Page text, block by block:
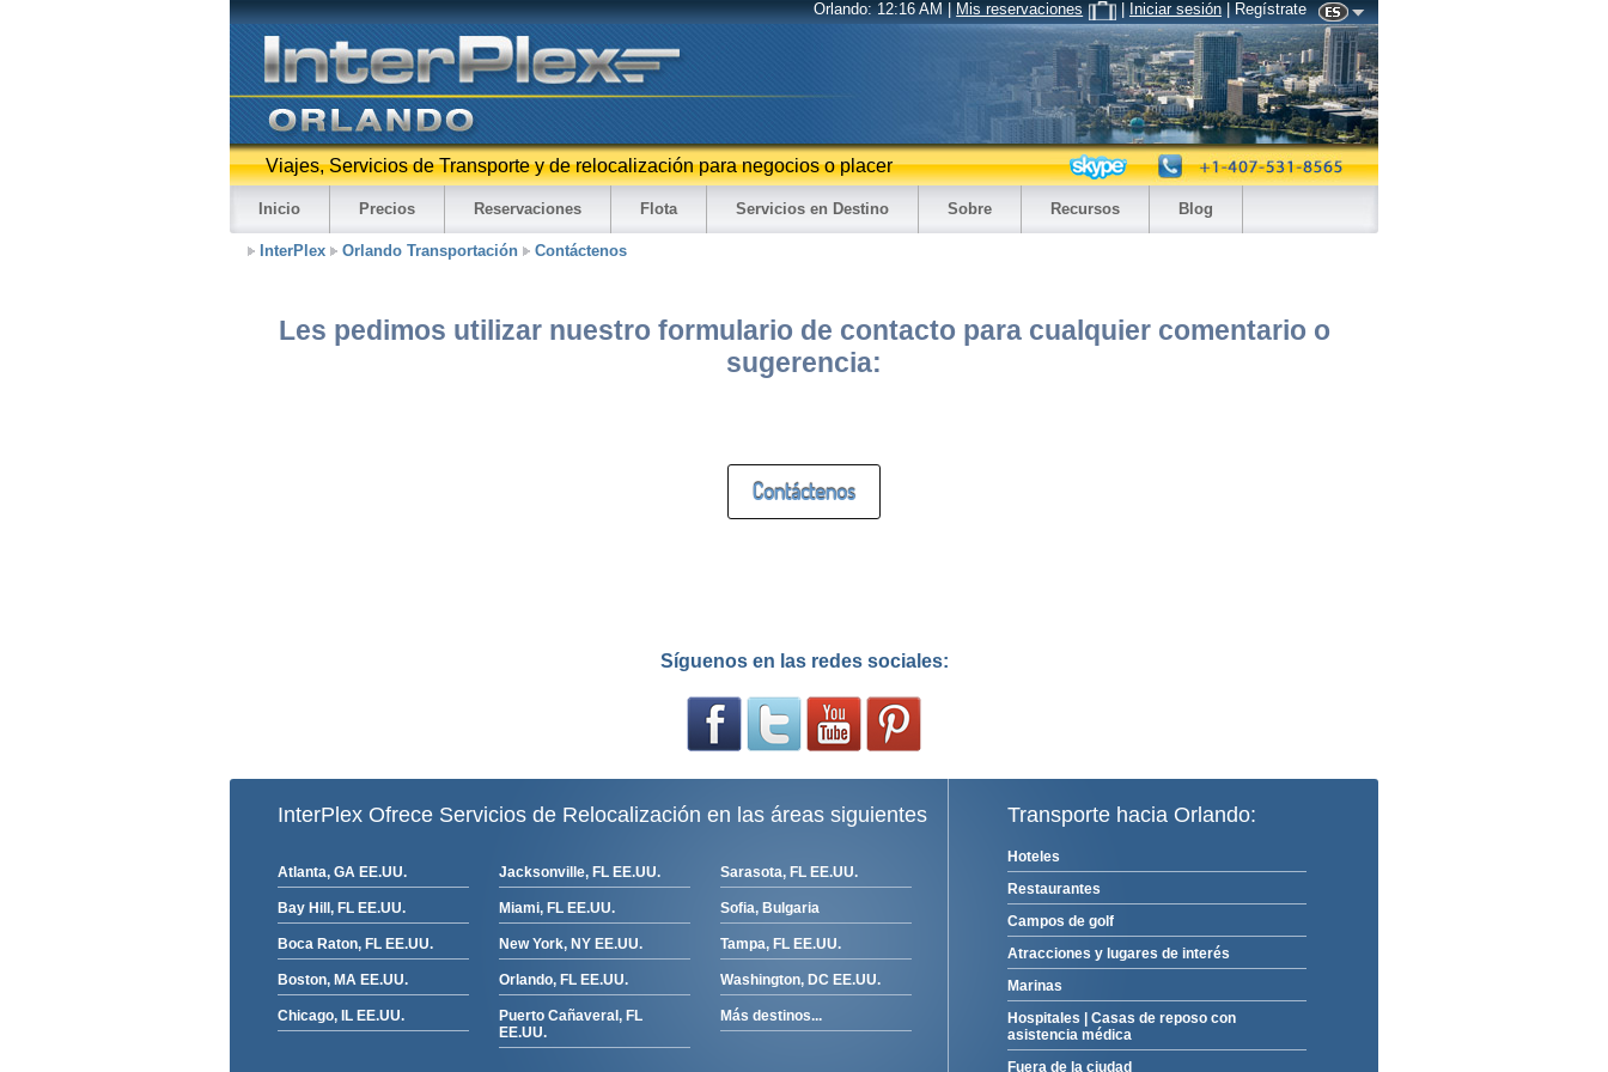
Orlando:12:16 AM|Mis reservaciones |Iniciar sesión| Regístrate
Viajes, Servicios de Transporte y de relocalización para negocios o placer
Inicio Precios Reservaciones Flota Servicios en Destino Sobre Recursos Blog
InterPlex Orlando Transportación Contáctenos
Les pedimos utilizar nuestro formulario de contacto para cualquier comentario o
sugerencia:
Contáctenos
Síguenos en las redes sociales:
InterPlex Ofrece Servicios de Relocalización en las áreas siguientes
Atlanta, GA EE.UU.
Bay Hill, FL EE.UU.
Boca Raton, FL EE.UU.
Boston, MA EE.UU.
Chicago, IL EE.UU.
Jacksonville, FL EE.UU.
Miami, FL EE.UU.
New York, NY EE.UU.
Orlando, FL EE.UU.
Puerto Cañaveral, FL
EE.UU.
Sarasota, FL EE.UU.
Sofia, Bulgaria
Tampa, FL EE.UU.
Washington, DC EE.UU.
Más destinos...
Transporte hacia Orlando:
Hoteles
Restaurantes
Campos de golf
Atracciones y lugares de interés
Marinas
Hospitales
Casas de reposo con
asistencia médica
Fuera de la ciudad